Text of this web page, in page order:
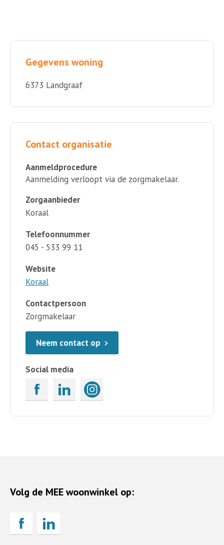
Gegevens woning
6373 Landgraaf
Contact organisatie
Aanmeldprocedure
Aanmelding verloopt via de zorgmakelaar.
Zorgaanbieder
Koraal
Telefoonnummer
045 - 533 99 11
Website
Koraal
Contactpersoon
Zorgmakelaar
Neem contact op
Social media
Volg de MEE woonwinkel op: